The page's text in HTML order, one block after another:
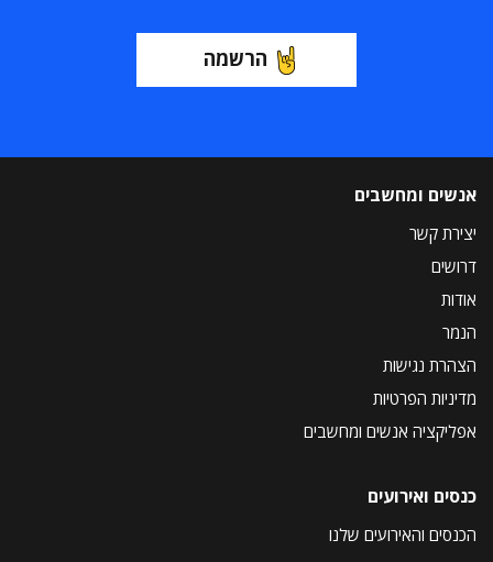
הרשמה
אנשים ומחשבים
יצירת קשר
דרושים
אודות
הנמר
הצהרת נגישות
מדיניות הפרטיות
אפליקציה אנשים ומחשבים
כנסים ואירועים
הכנסים והאירועים שלנו